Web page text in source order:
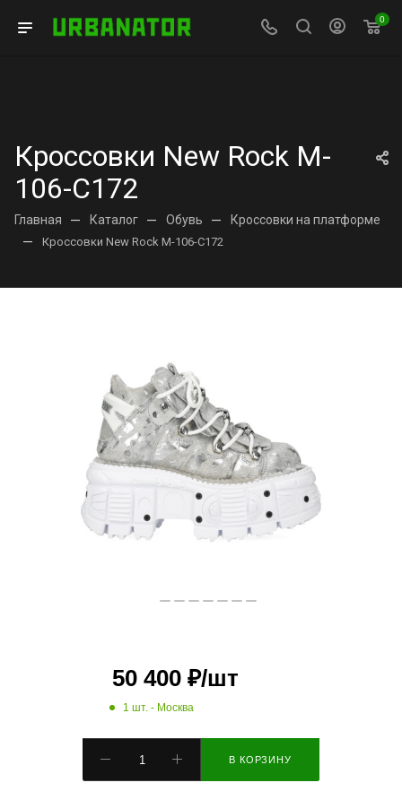
0
Кроссовки New Rock M-
106-C172
Главная — Каталог — Обувь — Кроссовки на платформе
— Кроссовки New Rock M-106-C172
50 400 ₽/шт
1 шт. - Москва
В КОРЗИНУ